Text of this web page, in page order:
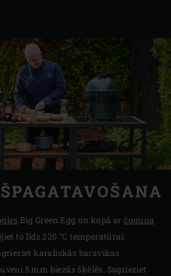
Big Green Egg un kopā arčuguna
to līdz 220 °C temperatūrai.
karaliskās baravikas
5 mm biezās šķēlēs. Sagrieziet